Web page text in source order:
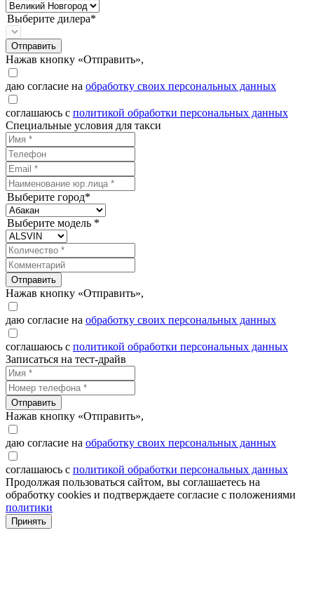
Выберите дилера*
Отправить
Нажав кнопку «Отправить»,
даю согласие на обработку своих персональных данных
соглашаюсь с политикой обработки персональных данных
Специальные условия для такси
Выберите город*
Выберите модель *
Отправить
Нажав кнопку «Отправить»,
даю согласие на обработку своих персональных данных
соглашаюсь с политикой обработки персональных данных
Записаться на тест-драйв
Отправить
Нажав кнопку «Отправить»,
даю согласие на обработку своих персональных данных
соглашаюсь с политикой обработки персональных данных
Продолжая пользоваться сайтом, вы соглашаетесь на
обработку cookies и подтверждаете согласие с положениями
политики
Принять